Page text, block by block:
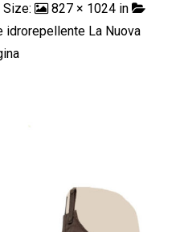
Size: 827 × 1024 in
La Nuova